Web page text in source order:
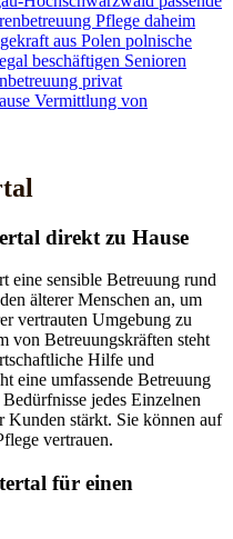
Pflege daheim
aus Polen polnische
beschäftigen Senioren
privat
Vermittlung von
direkt zu Hause
eine sensible Betreuung rund
älterer Menschen an, um
vertrauten Umgebung zu
von Betreuungskräften steht
Hilfe und
eine umfassende Betreuung
jedes Einzelnen
Kunden stärkt. Sie können auf
vertrauen.
für einen